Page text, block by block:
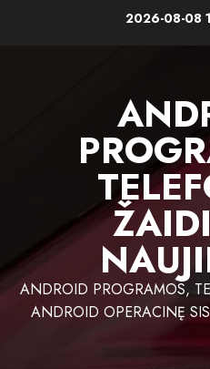
2026-08-08
ANDROID PROGRAMOS,
ANDROID OPERACINĘ